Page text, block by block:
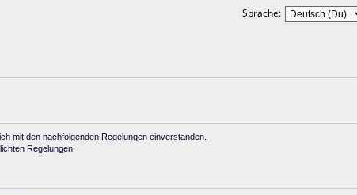
Sprache:
mit den nachfolgenden Regelungen einverstanden.
Regelungen.